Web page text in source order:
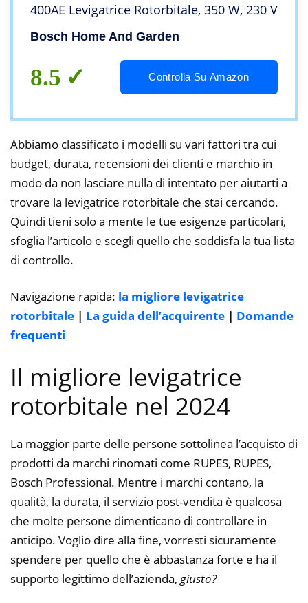
400AE Levigatrice Rotorbitale, 350 W, 230 V
Bosch Home And Garden
8.5 Controlla Su Amazon
Abbiamo classificato i modelli su vari fattori tra cui
budget, durata, recensioni dei clienti e marchio in
modo da non lasciare nulla di intentato per aiutarti a
trovare la levigatrice rotorbitale che stai cercando.
Quindi tieni solo a mente le tue esigenze particolari,
sfoglia l’articolo e scegli quello che soddisfa la tua lista
di controllo.
Navigazione rapida: la migliore levigatrice
rotorbitale | La guida dell’acquirente | Domande
frequenti
Il migliore levigatrice
rotorbitale nel 2024
La maggior parte delle persone sottolinea l’acquisto di
prodotti da marchi rinomati come RUPES, RUPES,
Bosch Professional. Mentre i marchi contano, la
qualità, la durata, il servizio post-vendita è qualcosa
che molte persone dimenticano di controllare in
anticipo. Voglio dire alla fine, vorresti sicuramente
spendere per quello che è abbastanza forte e ha il
supporto legittimo dell’azienda, giusto?